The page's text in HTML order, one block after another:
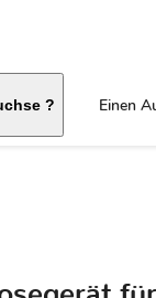
? Einen